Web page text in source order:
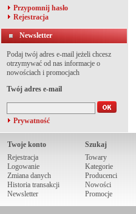
Przypomnij hasło
Rejestracja
Newsletter
Podaj twój adres e-mail jeżeli chcesz
otrzymywać od nas informacje o
nowościach i promocjach
Twój adres e-mail
Prywatność
Twoje konto
Rejestracja
Logowanie
Zmiana danych
Historia transakcji
Newsletter
Szukaj
Towary
Kategorie
Producenci
Nowości
Promocje